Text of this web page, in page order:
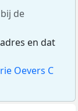
de
en dat
Oevers C